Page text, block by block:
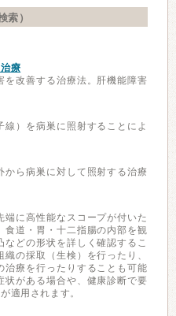
索）
療
を改善する治療法。肝機能障害
）を病巣に照射することによ
ら病巣に対して照射する治療
に高性能なスコープが付いた
道・胃・十二指腸の内部を観
どの形状を詳しく確認するこ
の採取（生検）を行ったり、
療を行ったりすることも可能
がある場合や、健康診断で要
適用されます。